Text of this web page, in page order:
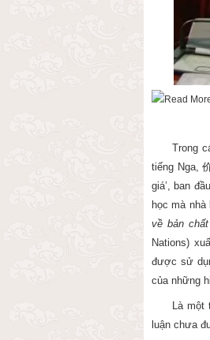
Trong
tiếng Nga,
giá’,
ban
học mà
về bản
Nations)
được sử
của những
Là
luận chưa